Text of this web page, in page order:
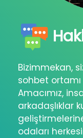
Bizimmekan,
sohbet
Amacımız,
arkadaşlıklar
odaları